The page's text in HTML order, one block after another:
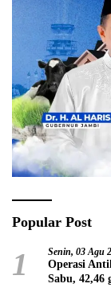
Popular Post
1 Senin, 03 Agu
Operasi
Sabu, 42,46